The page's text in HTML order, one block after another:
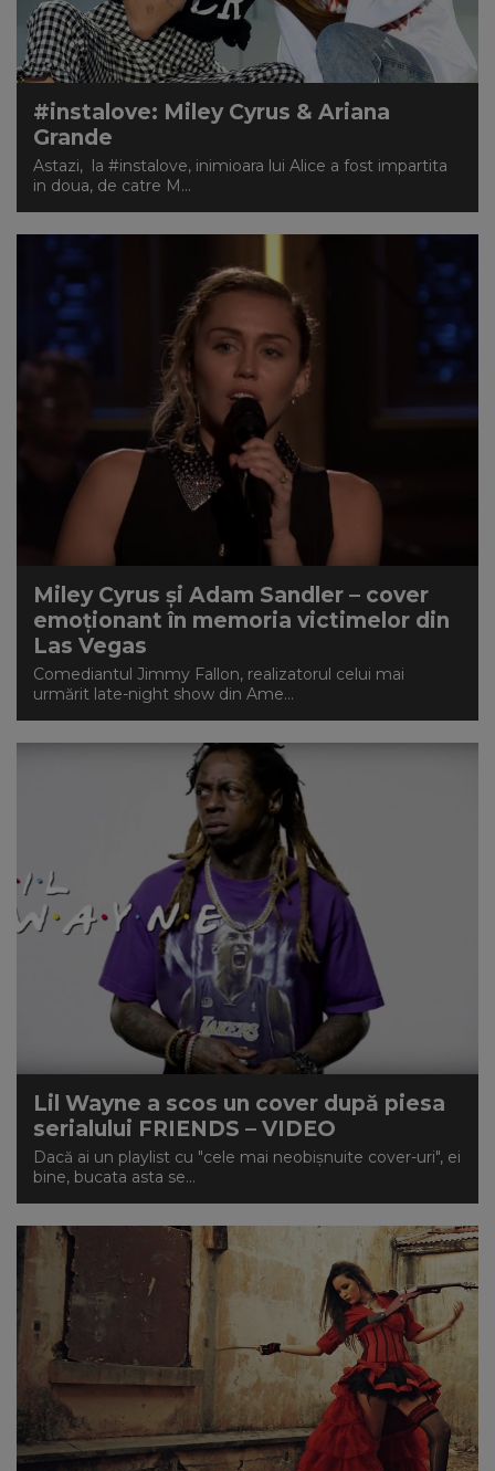
#instalove: Miley Cyrus & Ariana
Grande
Astazi, la #instalove, inimioara lui Alice a fost impartita
in doua, de catre M...
Miley Cyrus și Adam Sandler – cover
emoționant în memoria victimelor din
Las Vegas
Comediantul Jimmy Fallon, realizatorul celui mai
urmărit late-night show din Ame...
Lil Wayne a scos un cover după piesa
serialului FRIENDS – VIDEO
Dacă ai un playlist cu "cele mai neobișnuite cover-uri", ei
bine, bucata asta se...